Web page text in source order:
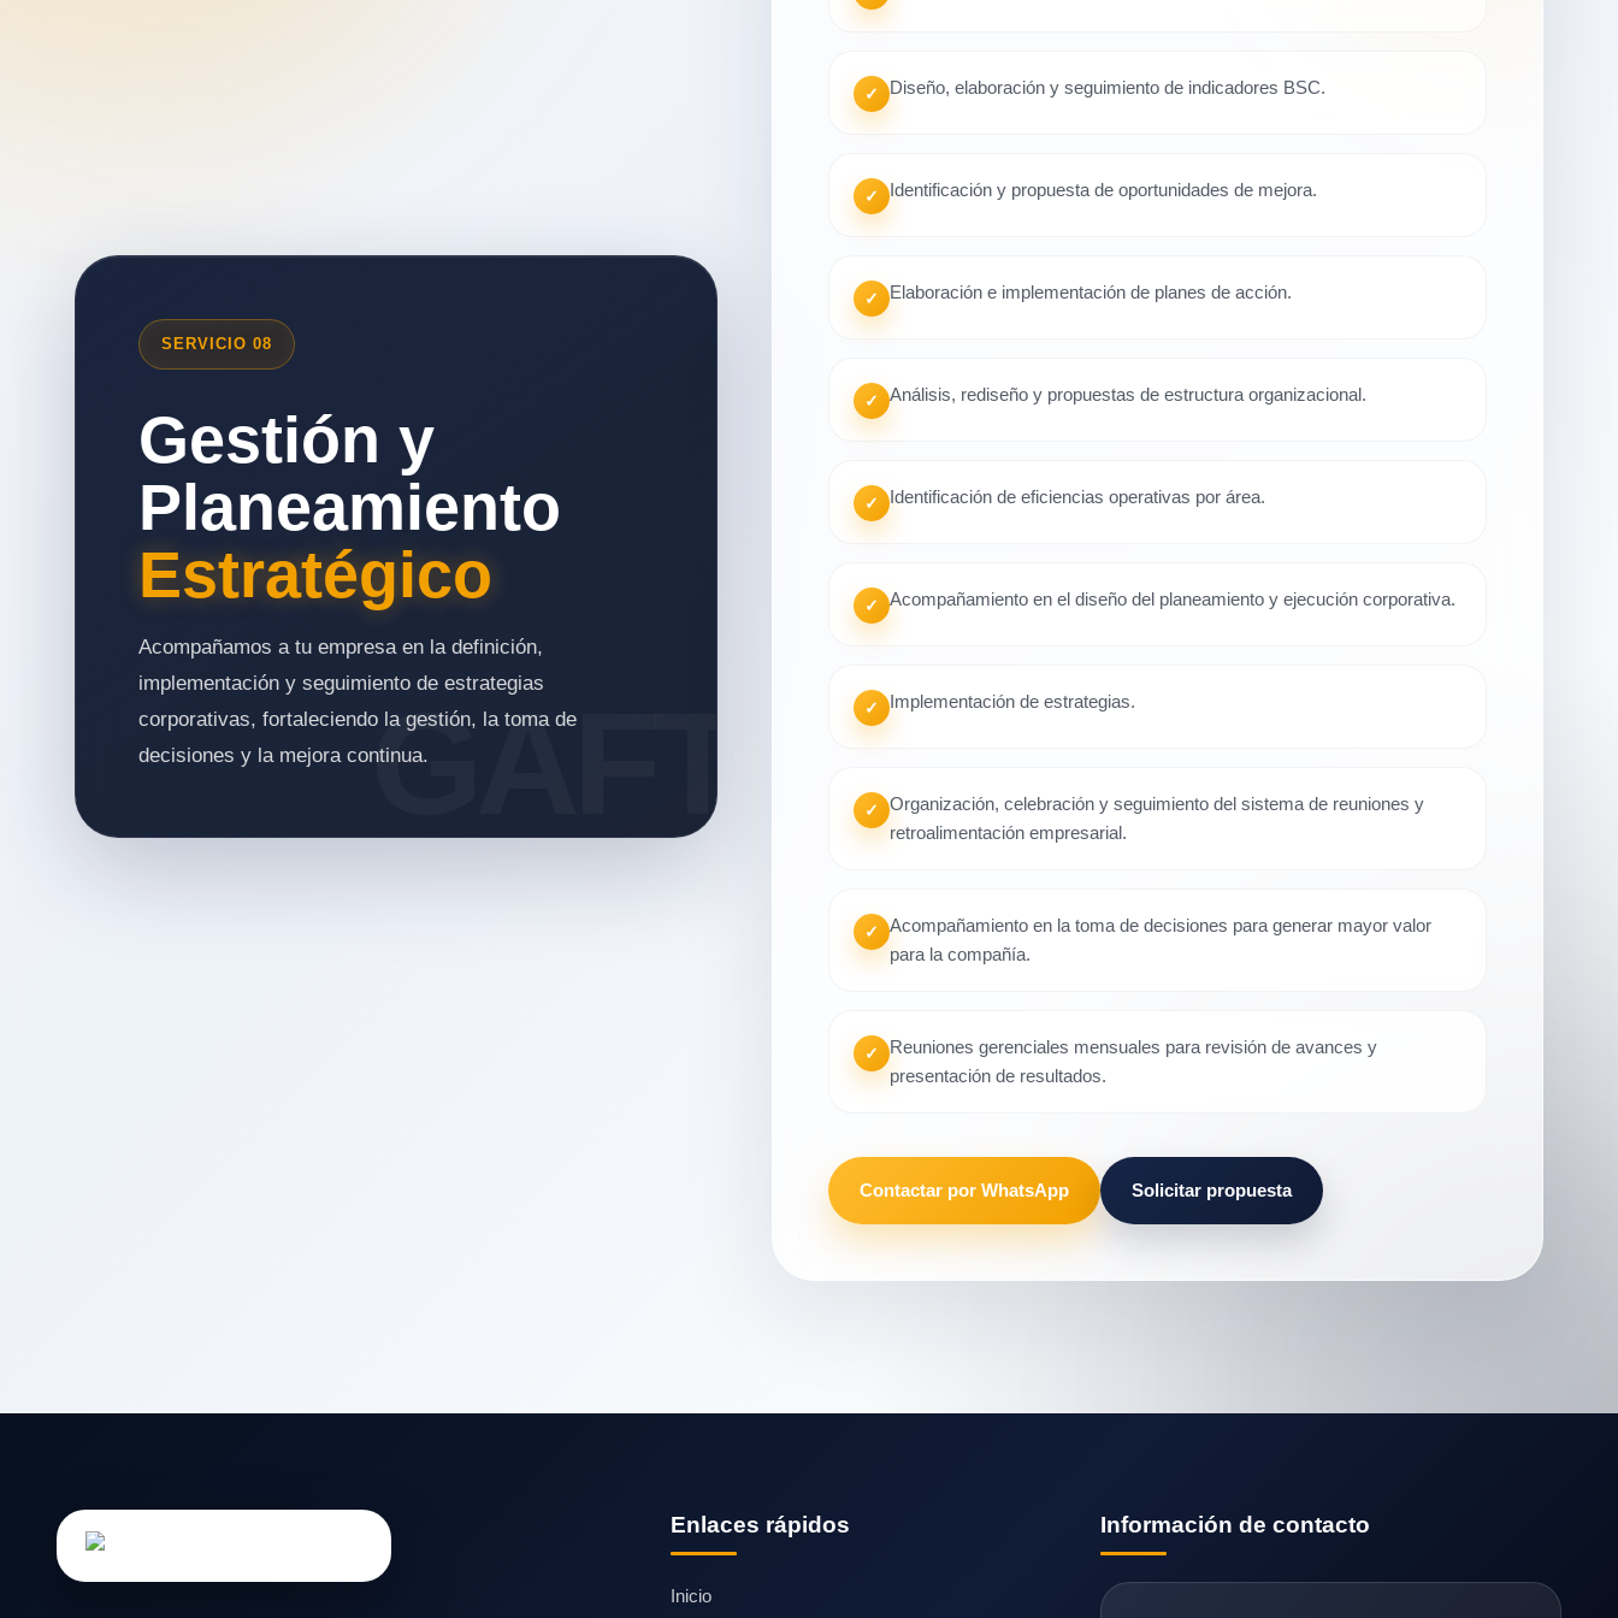
SERVICIO 08
Gestión y
Planeamiento
Estratégico
Acompañamos a tu empresa en la definición,
implementación y seguimiento de estrategias
corporativas, fortaleciendo la gestión, la toma de
decisiones y la mejora continua.
✓ Diseño, elaboración y seguimiento de indicadores BSC.
✓ Identificación y propuesta de oportunidades de mejora.
✓ Elaboración e implementación de planes de acción.
✓ Análisis, rediseño y propuestas de estructura organizacional.
✓ Identificación de eficiencias operativas por área.
✓ Acompañamiento en el diseño del planeamiento y ejecución corporativa.
✓ Implementación de estrategias.
✓
Organización, celebración y seguimiento del sistema de reuniones y
retroalimentación empresarial.
✓
Acompañamiento en la toma de decisiones para generar mayor valor
para la compañía.
✓
Reuniones gerenciales mensuales para revisión de avances y
presentación de resultados.
Contactar por WhatsApp Solicitar propuesta
Enlaces rápidos
Inicio
Información de contacto